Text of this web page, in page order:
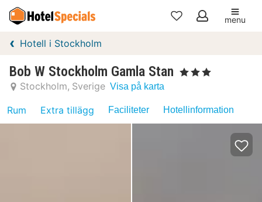
Mina
menu
Hotell i Stockholm
Bob W Stockholm Gamla Stan , 3 Stjärnor
Stockholm Sverige Visa på karta
Rum Extra tillägg Faciliteter Hotellinformation